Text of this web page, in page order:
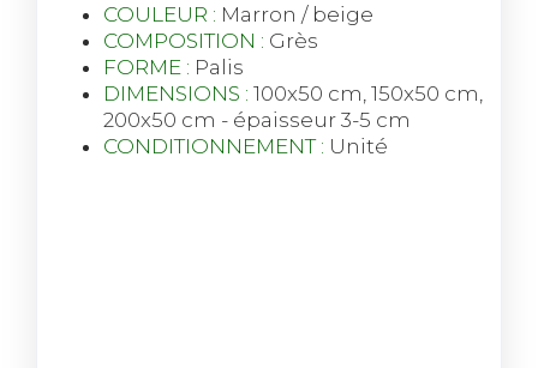
COULEUR : Marron / beige
COMPOSITION : Grès
FORME : Palis
DIMENSIONS : 100x50 cm, 150x50 cm,
200x50 cm - épaisseur 3-5 cm
CONDITIONNEMENT : Unité